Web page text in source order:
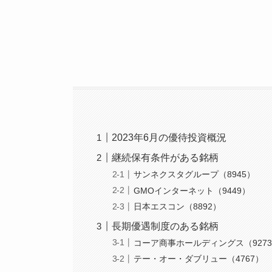
2023年6月の優待投資概況
継続保有条件がある銘柄
サンネクスタグループ（8945）
GMOインターネット（9449）
日本エスコン（8892）
長期優遇制度のある銘柄
コーア商事ホールディングス（9273
テー・オー・ダブリュー（4767）